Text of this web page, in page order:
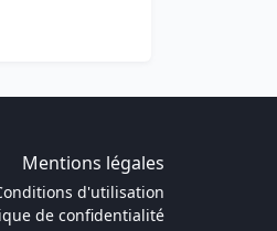
dollars ce
Mentions légales
d'utilisation
de confidentialité